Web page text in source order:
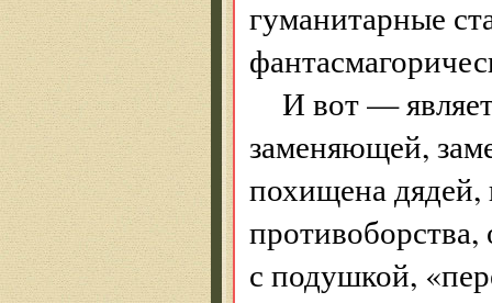
гуманитарные
И вот —
заменяющей,
похищена дядей,
противоборства,
с подушкой,